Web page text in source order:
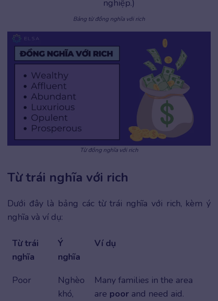
nghiệp.)
Bảng từ đồng nghĩa với rich
Từ đồng nghĩa với rich
Từ trái nghĩa với rich
Dưới đây là bảng các từ trái nghĩa với rich, kèm ý
nghĩa và ví dụ:
Từ trái
nghĩa
Ý
nghĩa
Ví dụ
Poor
Nghèo
khó,
Many families in the area
are poor and need aid.